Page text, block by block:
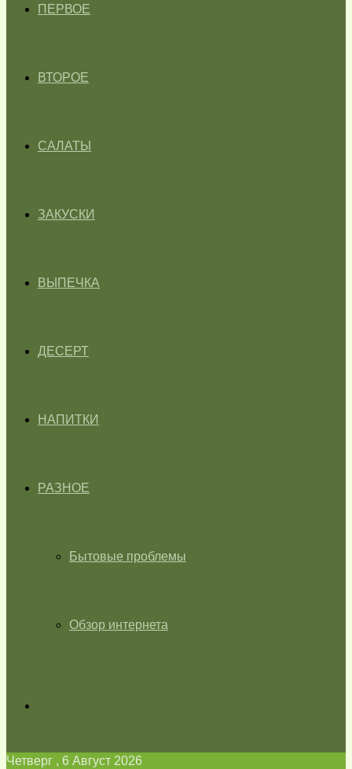
ПЕРВОЕ
ВТОРОЕ
САЛАТЫ
ЗАКУСКИ
ВЫПЕЧКА
ДЕСЕРТ
НАПИТКИ
РАЗНОЕ
Бытовые проблемы
Обзор интернета
Четверг , 6 Август 2026